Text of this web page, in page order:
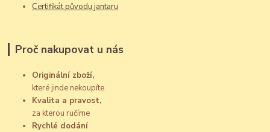
Certifikát původu jantaru
Proč nakupovat u nás
Originální zboží,
které jinde nekoupíte
Kvalita a pravost,
za kterou ručíme
Rychlé dodání